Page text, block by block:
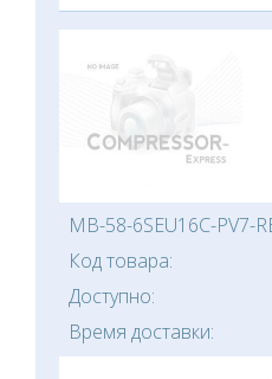
MB-58-6SEU16C-PV7-
Код товара:
Доступно:
Время доставки: